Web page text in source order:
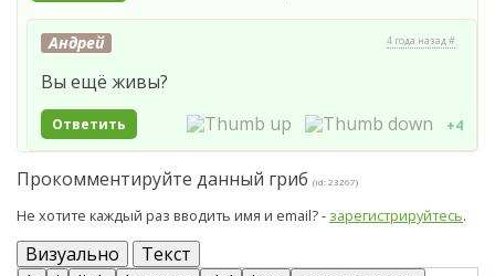
Андрей 4 года назад #
Вы ещё живы?
Ответить +4
Прокомментируйте данный гриб (id: 23267)
Не хотите каждый раз вводить имя и email? - зарегистрируйтесь.
Визуально Текст